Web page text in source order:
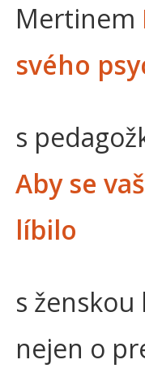
Mertinem
svého
s
Aby se
líbilo
s
nejen o